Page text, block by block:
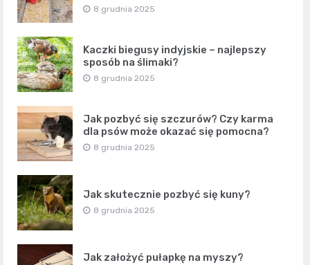
8 grudnia 2025
Kaczki biegusy indyjskie – najlepszy
sposób na ślimaki?
8 grudnia 2025
Jak pozbyć się szczurów? Czy karma
dla psów może okazać się pomocna?
8 grudnia 2025
Jak skutecznie pozbyć się kuny?
8 grudnia 2025
Jak założyć pułapkę na myszy?